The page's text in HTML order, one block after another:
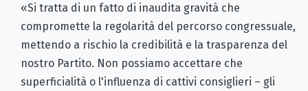
«Si tratta di un fatto di inaudita gravità che
compromette la regolarità del percorso congressuale,
mettendo a rischio la credibilità e la trasparenza del
nostro Partito. Non possiamo accettare che
superficialità o l'influenza di cattivi consiglieri – gli